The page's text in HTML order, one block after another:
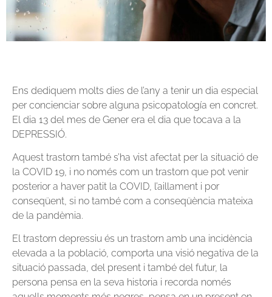
Ens dediquem molts dies de l’any a tenir un dia especial
per concienciar sobre alguna psicopatología en concret.
El dia 13 del mes de Gener era el dia que tocava a la
DEPRESSIÓ.
Aquest trastorn també s’ha vist afectat per la situació de
la COVID 19, i no només com un trastorn que pot venir
posterior a haver patit la COVID, l’aillament i por
conseqüent, si no també com a conseqüència mateixa
de la pandèmia.
El trastorn depressiu és un trastorn amb una incidència
elevada a la població, comporta una visió negativa de la
situació passada, del present i també del futur, la
persona pensa en la seva historia i recorda només